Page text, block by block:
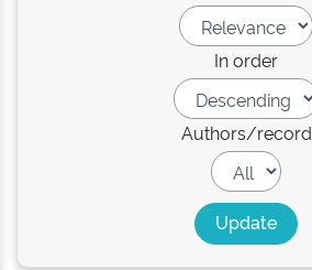
In order
Authors/record